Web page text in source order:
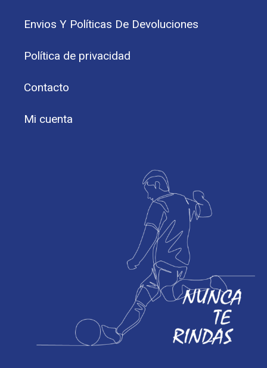
Envios Y Políticas De Devoluciones
Política de privacidad
Contacto
Mi cuenta